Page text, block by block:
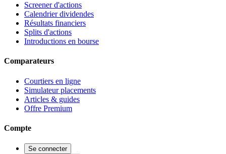
Screener d'actions
Calendrier dividendes
Résultats financiers
Splits d'actions
Introductions en bourse
Comparateurs
Courtiers en ligne
Simulateur placements
Articles & guides
Offre Premium
Compte
Se connecter